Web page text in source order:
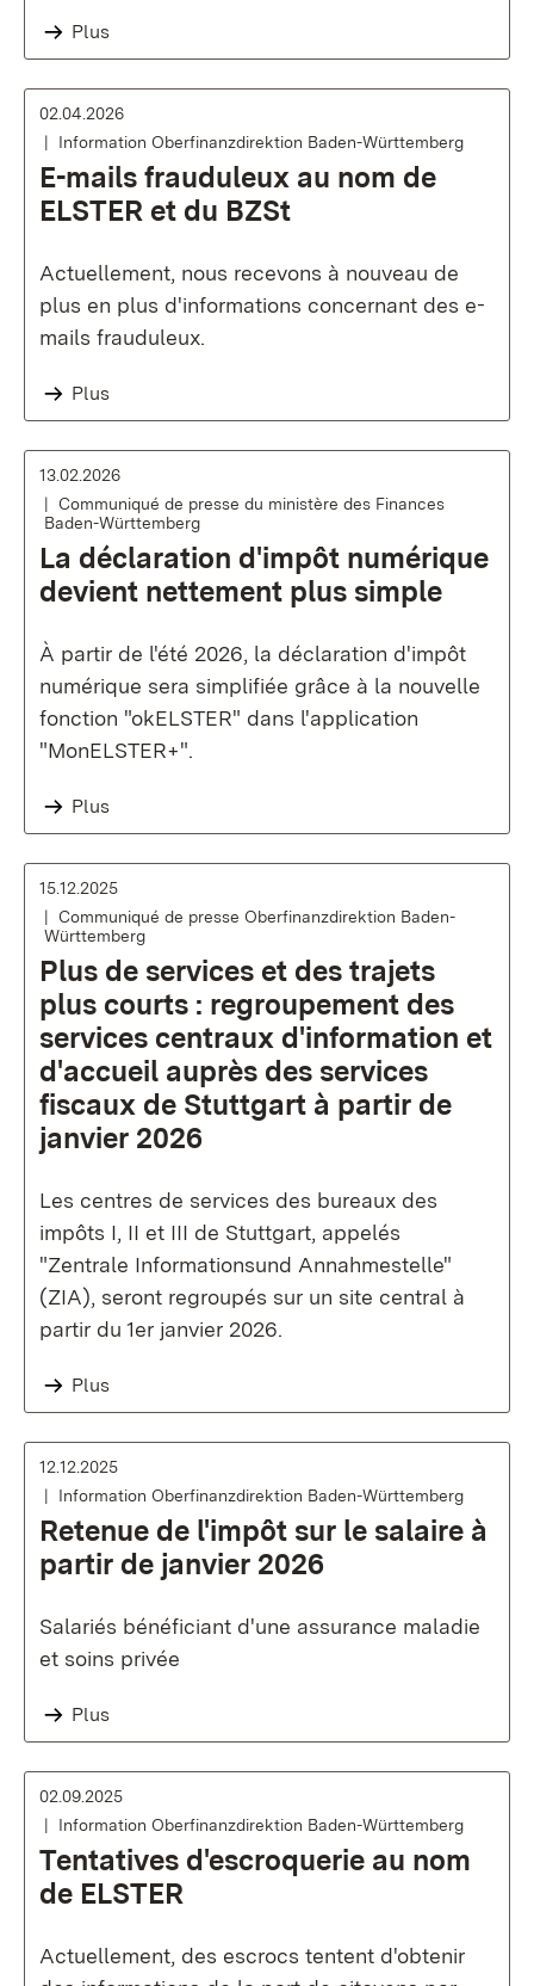
Plus
02.04.2026
Information Oberfinanzdirektion Baden-Württemberg
E-mails frauduleux au nom de
ELSTER et du BZSt
Actuellement, nous recevons à nouveau de
plus en plus d'informations concernant des e-
mails frauduleux.
Plus
13.02.2026
Communiqué de presse du ministère des Finances
Baden-Württemberg
La déclaration d'impôt numérique
devient nettement plus simple
À partir de l'été 2026, la déclaration d'impôt
numérique sera simplifiée grâce à la nouvelle
fonction "okELSTER" dans l'application
"MonELSTER+".
Plus
15.12.2025
Communiqué de presse Oberfinanzdirektion Baden-
Württemberg
Plus de services et des trajets
plus courts : regroupement des
services centraux d'information et
d'accueil auprès des services
fiscaux de Stuttgart à partir de
janvier 2026
Les centres de services des bureaux des
impôts I, II et III de Stuttgart, appelés
"Zentrale Informationsund Annahmestelle"
(ZIA), seront regroupés sur un site central à
partir du 1er janvier 2026.
Plus
12.12.2025
Information Oberfinanzdirektion Baden-Württemberg
Retenue de l'impôt sur le salaire à
partir de janvier 2026
Salariés bénéficiant d'une assurance maladie
et soins privée
Plus
02.09.2025
Information Oberfinanzdirektion Baden-Württemberg
Tentatives d'escroquerie au nom
de ELSTER
Actuellement, des escrocs tentent d'obtenir